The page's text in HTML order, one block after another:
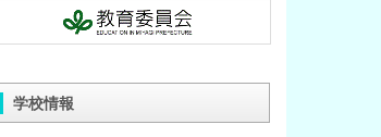
学校情報